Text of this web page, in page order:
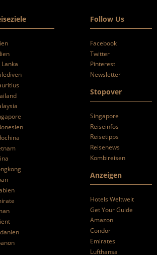
Follow Us
Facebook
Twitter
Pinterest
Newsletter
Stopover
Singapore
Reiseinfos
Reisetipps
Reisenews
Kombireisen
Anzeigen
Hotels Weltweit
Get Your Guide
Amazon
Condor
Emirates
Lufthansa